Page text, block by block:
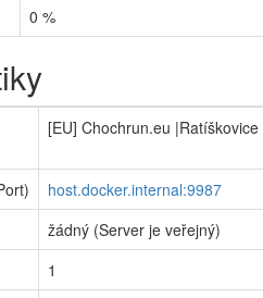
0 %
[EU] Chochrun.eu
host.docker.internal:9987
žádný (Server je veřejný)
1